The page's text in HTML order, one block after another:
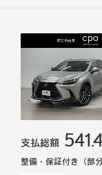
支払総額
整備・保証付き（部